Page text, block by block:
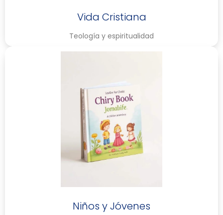
Vida Cristiana
Teología y espiritualidad
Niños y Jóvenes